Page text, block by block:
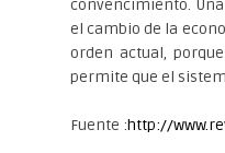
convencimiento.
el cambio de la
orden actual,
permite que el
Fuente :http://